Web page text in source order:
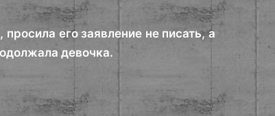
его заявление не писать, а
девочка.